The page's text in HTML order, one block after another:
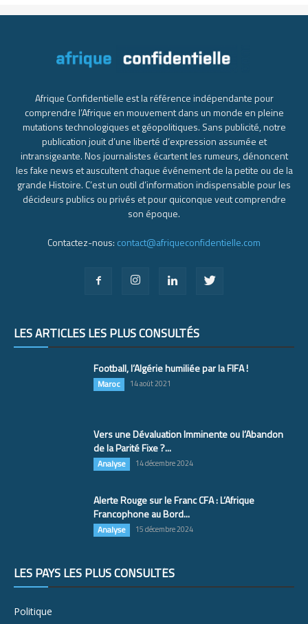
Afrique Confidentielle est la référence indépendante pour
comprendre l’Afrique en mouvement dans un monde en pleine
mutations technologiques et géopolitiques. Sans publicité, notre
publication jouit d’une liberté d’expression assumée et
intransigeante. Nos journalistes écartent les rumeurs, dénoncent
les fake news et auscultent chaque événement de la petite ou de la
grande Histoire. C’est un outil d’information indispensable pour les
décideurs publics ou privés et pour quiconque veut comprendre
son époque.
Contactez-nous: contact@afriqueconfidentielle.com
LES ARTICLES LES PLUS CONSULTÉS
Football, l’Algérie humiliée par la FIFA !
Maroc 14 août 2021
Vers une Dévaluation Imminente ou l’Abandon
de la Parité Fixe ?...
Analyse 14 décembre 2024
Alerte Rouge sur le Franc CFA : L’Afrique
Francophone au Bord...
Analyse 15 décembre 2024
LES PAYS LES PLUS CONSULTÉS
Politique